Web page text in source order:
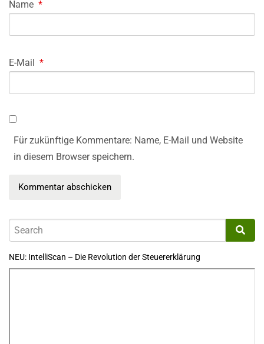
Name *
E-Mail *
Für zukünftige Kommentare: Name, E-Mail und Website
in diesem Browser speichern.
NEU: IntelliScan – Die Revolution der Steuererklärung